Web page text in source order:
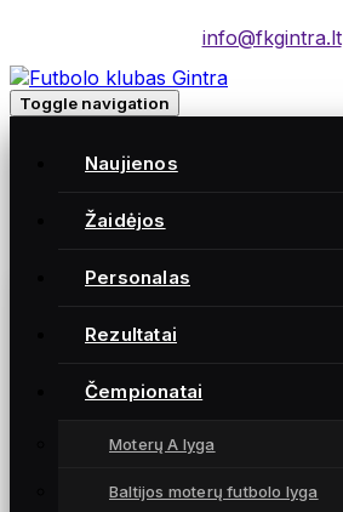
info@fkgintra.lt
Toggle navigation
Naujienos
Žaidėjos
Personalas
Rezultatai
Čempionatai
Moterų A lyga
Baltijos moterų futbolo lyga
Įrašai
Home
Gintra naujienos